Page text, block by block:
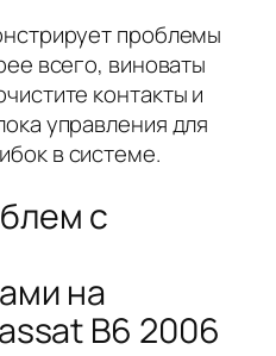
проблемы
всего, виноваты
контакты и
управления для
в системе.
с
на
B6 2006